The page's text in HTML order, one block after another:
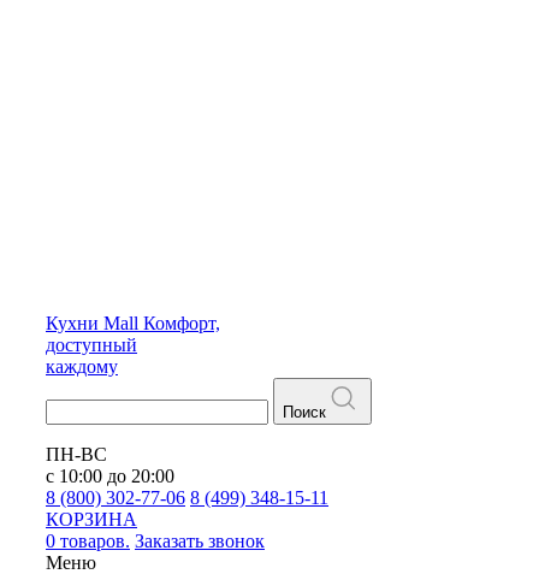
Кухни Mall Комфорт,
доступный
каждому
Поиск
ПН-ВС
с 10:00 до 20:00
8 (800) 302-77-06 8 (499) 348-15-11
КОРЗИНА
0 товаров. Заказать звонок
Меню